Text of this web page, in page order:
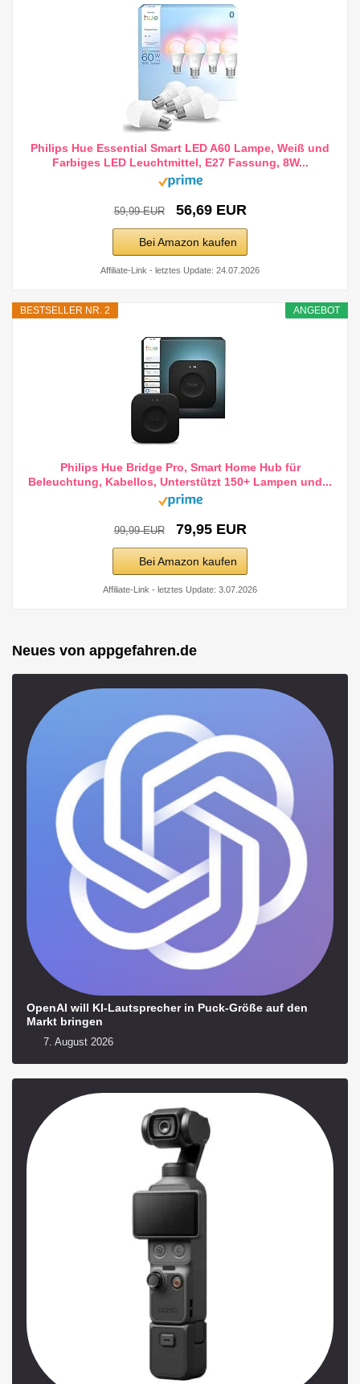
Philips Hue Essential Smart LED A60 Lampe, Weiß und
Farbiges LED Leuchtmittel, E27 Fassung, 8W...
59,99 EUR 56,69 EUR
Bei Amazon kaufen
Affiliate-Link - letztes Update: 24.07.2026
ANGEBOT
BESTSELLER NR. 2
Philips Hue Bridge Pro, Smart Home Hub für
Beleuchtung, Kabellos, Unterstützt 150+ Lampen und...
99,99 EUR 79,95 EUR
Bei Amazon kaufen
Affiliate-Link - letztes Update: 3.07.2026
Neues von appgefahren.de
OpenAI will KI-Lautsprecher in Puck-Größe auf den
Markt bringen
7. August 2026